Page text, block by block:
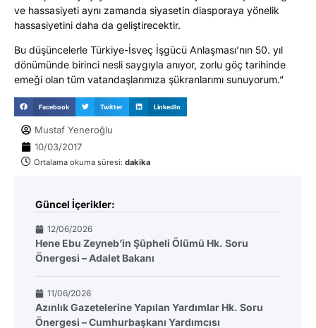
ve hassasiyeti aynı zamanda siyasetin diasporaya yönelik
hassasiyetini daha da geliştirecektir.
Bu düşüncelerle Türkiye-İsveç İşgücü Anlaşması’nın 50. yıl
dönümünde birinci nesli saygıyla anıyor, zorlu göç tarihinde
emeği olan tüm vatandaşlarımıza şükranlarımı sunuyorum.”
Facebook Twitter LinkedIn
Mustaf Yeneroğlu
10/03/2017
Ortalama okuma süresi: dakika
Güncel İçerikler:
12/06/2026
Hene Ebu Zeyneb’in Şüpheli Ölümü Hk. Soru
Önergesi – Adalet Bakanı
11/06/2026
Azınlık Gazetelerine Yapılan Yardımlar Hk. Soru
Önergesi – Cumhurbaşkanı Yardımcısı